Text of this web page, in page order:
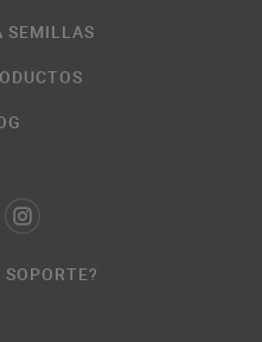
SEMILLAS